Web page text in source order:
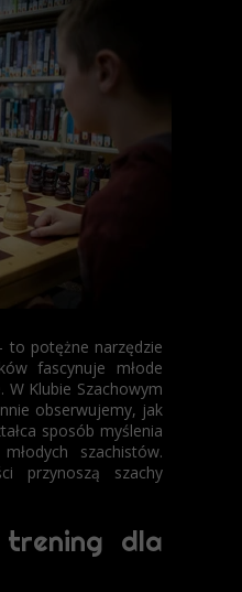
to potężne narzędzie
fascynuje młode
W Klubie Szachowym
obserwujemy, jak
sposób myślenia
szachistów.
przynoszą szachy
dla